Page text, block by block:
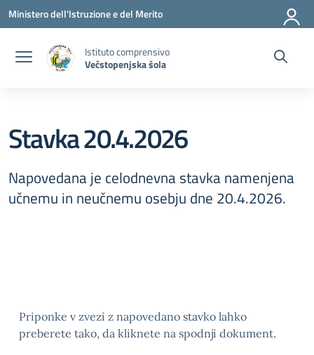
Vai ai contenuti
Vai al menu di navigazione
Vai al footer
Ministero dell'Istruzione e del Merito
Istituto comprensivo
Večstopenjska šola
Stavka 20.4.2026
Napovedana je celodnevna stavka namenjena
učnemu in neučnemu osebju dne 20.4.2026.
Priponke v zvezi z napovedano stavko lahko
preberete tako, da kliknete na spodnji dokument.